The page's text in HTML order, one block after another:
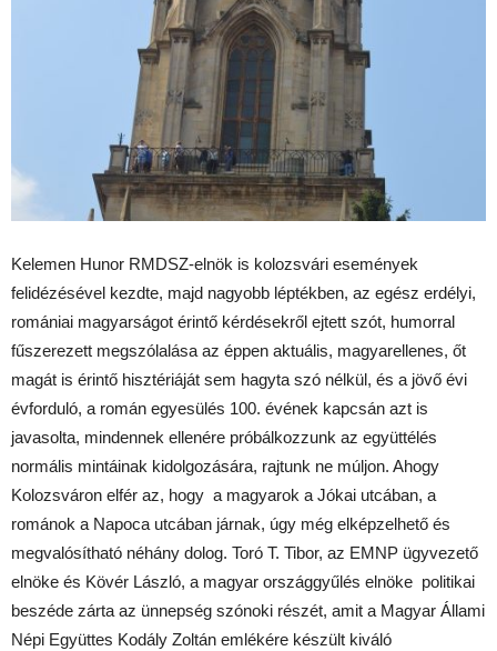
Kelemen Hunor RMDSZ-elnök is kolozsvári események
felidézésével kezdte, majd nagyobb léptékben, az egész erdélyi,
romániai magyarságot érintő kérdésekről ejtett szót, humorral
fűszerezett megszólalása az éppen aktuális, magyarellenes, őt
magát is érintő hisztériáját sem hagyta szó nélkül, és a jövő évi
évforduló, a román egyesülés 100. évének kapcsán azt is
javasolta, mindennek ellenére próbálkozzunk az együttélés
normális mintáinak kidolgozására, rajtunk ne múljon. Ahogy
Kolozsváron elfér az, hogy a magyarok a Jókai utcában, a
románok a Napoca utcában járnak, úgy még elképzelhető és
megvalósítható néhány dolog. Toró T. Tibor, az EMNP ügyvezető
elnöke és Kövér László, a magyar országgyűlés elnöke politikai
beszéde zárta az ünnepség szónoki részét, amit a Magyar Állami
Népi Együttes Kodály Zoltán emlékére készült kiváló